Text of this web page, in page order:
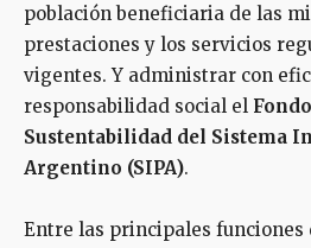
población beneficiaria de las
prestaciones y los servicios
vigentes. Y administrar con
responsabilidad social el
Sustentabilidad del Sistema
Argentino (SIPA).
Entre las principales funciones